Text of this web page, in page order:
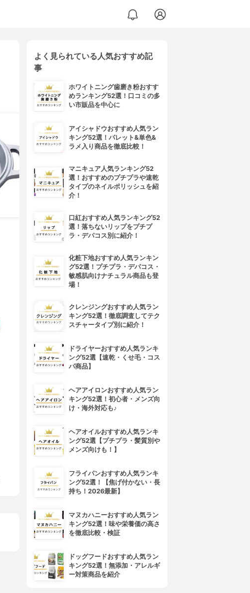
よく見られている人気おすすめ記
事
ホワイトニング歯磨き粉おすす
めランキング52選！口コミの多
い市販品を中心に
アイシャドウおすすめ人気ラン
キング52選！パレット&単色&
ラメ入り商品を徹底比較！
マニキュア人気ランキング52
選！おすすめのプチプラや速乾
タイプのネイルポリッシュを紹
介！
口紅おすすめ人気ランキング52
選！落ちないリップをプチプ
ラ・デパコス別に紹介！
化粧下地おすすめ人気ランキン
グ52選！プチプラ・デパコス・
敏感肌向けナチュラル商品も登
場！
クレンジングおすすめ人気ラン
キング52選！徹底調査してテク
スチャータイプ別に紹介！
ドライヤーおすすめ人気ランキ
ング52選【速乾・くせ毛・コス
パ商品】
ヘアアイロンおすすめ人気ラン
キング52選！初心者・メンズ向
け・海外対応も♪
ヘアオイルおすすめ人気ランキ
ング52選【プチプラ・髪質別や
メンズ向けも！】
フライパンおすすめ人気ランキ
ング52選！【焦げ付かない・長
持ち！2026最新】
マヌカハニーおすすめ人気ラン
キング52選！味や栄養価の高さ
を徹底比較・検証
ドッグフードおすすめ人気ラン
キング52選！無添加・アレルギ
ー対策商品を紹介